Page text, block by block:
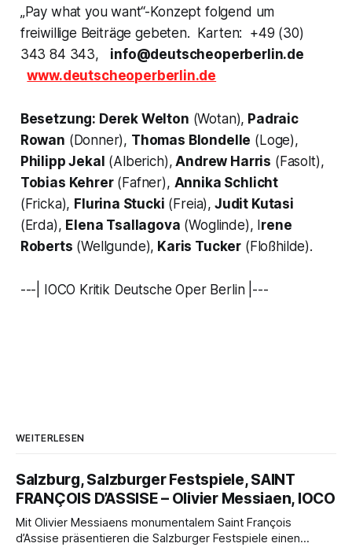
„Pay what you want“-Konzept folgend um
freiwillige Beiträge gebeten. Karten: +49 (30)
343 84 343, info@deutscheoperberlin.de
www.deutscheoperberlin.de
Besetzung: Derek Welton (Wotan), Padraic
Rowan (Donner), Thomas Blondelle (Loge),
Philipp Jekal (Alberich), Andrew Harris (Fasolt),
Tobias Kehrer(Fafner), Annika Schlicht
(Fricka), Flurina Stucki (Freia), Judit Kutasi
(Erda), Elena Tsallagova (Woglinde), I rene
Roberts (Wellgunde), Karis Tucker (Floßhilde).
---| IOCO Kritik Deutsche Oper Berlin |---
WEITERLESEN
Salzburg, Salzburger Festspiele, SAINT
FRANÇOIS D’ASSISE – Olivier Messiaen, IOCO
Mit Olivier Messiaens monumentalem Saint François
d’Assise präsentieren die Salzburger Festspiele einen